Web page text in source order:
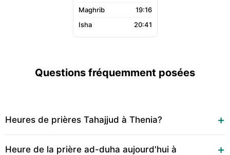
19:16
20:41
Questions fréquemment posées
Heures de prières Tahajjud à Thenia?
Heure de la prière ad-duha aujourd'hui à